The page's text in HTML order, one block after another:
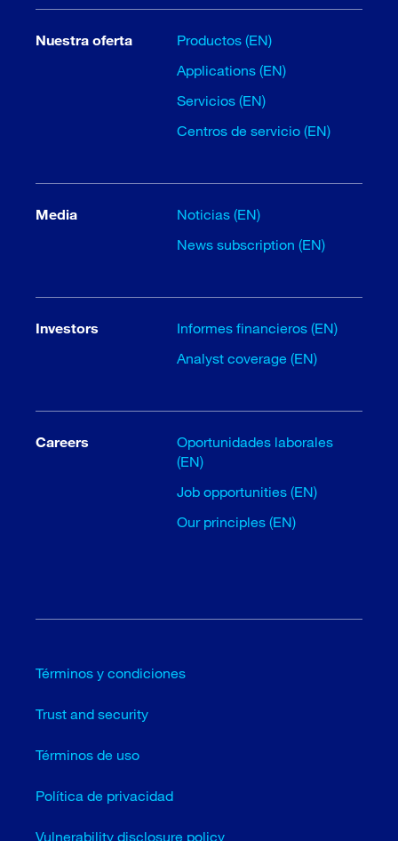
Nuestra oferta
Productos (EN)
Applications (EN)
Servicios (EN)
Centros de servicio (EN)
Media
Noticias (EN)
News subscription (EN)
Investors
Informes financieros (EN)
Analyst coverage (EN)
Careers
Oportunidades laborales
(EN)
Job opportunities (EN)
Our principles (EN)
Términos y condiciones
Trust and security
Términos de uso
Política de privacidad
Vulnerability disclosure policy